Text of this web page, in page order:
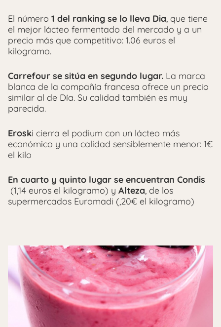
El número 1 del ranking se lo lleva Dia, que tiene
el mejor lácteo fermentado del mercado y a un
precio más que competitivo: 1.06 euros el
kilogramo.
Carrefour se sitúa en segundo lugar. La marca
blanca de la compañía francesa ofrece un precio
similar al de Día. Su calidad también es muy
parecida.
Eroski cierra el podium con un lácteo más
económico y una calidad sensiblemente menor: 1€
el kilo
En cuarto y quinto lugar se encuentran Condis
(1,14 euros el kilogramo) y Alteza, de los
supermercados Euromadi (,20€ el kilogramo)